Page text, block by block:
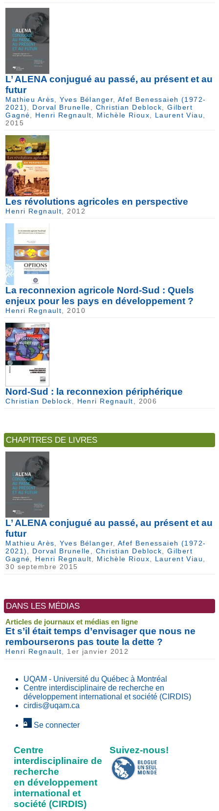
L’ ALENA conjugué au passé, au présent et au
futur
Mathieu Arès ,Yves Bélanger
Afef Benessaieh (1972-
2021)
Dorval Brunelle Christian Deblock ,Gilbert
Gagné
Henri Regnault Michèle Rioux Laurent Viau
2015
Les révolutions agricoles en perspective
Henri Regnault , 2012
La reconnexion agricole Nord-Sud : Quels
enjeux pour les pays en développement ?
Henri Regnault , 2010
Nord-Sud : la reconnexion périphérique
Christian Deblock Henri Regnault , 2006
CHAPITRES DE LIVRES
L’ ALENA conjugué au passé, au présent et au
futur
Mathieu Arès,Yves Bélanger, Afef Benessaieh (1972-
2021), Dorval Brunelle, Christian Deblock,Gilbert
Gagné, Henri Regnault, Michèle Rioux, Laurent Viau,
30 septembre 2015
DANS LES MÉDIAS
Articles de journaux et médias en ligne
Et s’il était temps d’envisager que nous ne
rembourserons pas toute la dette ?
Henri Regnault, 1er janvier 2012
UQAM - Université du Québec à Montréal
Centre interdisciplinaire de recherche en
développement international et société (CIRDIS)
cirdis@uqam.ca
Se connecter
Centre
interdisciplinaire de
recherche
en développement
international et
société (CIRDIS)
Suivez-nous!